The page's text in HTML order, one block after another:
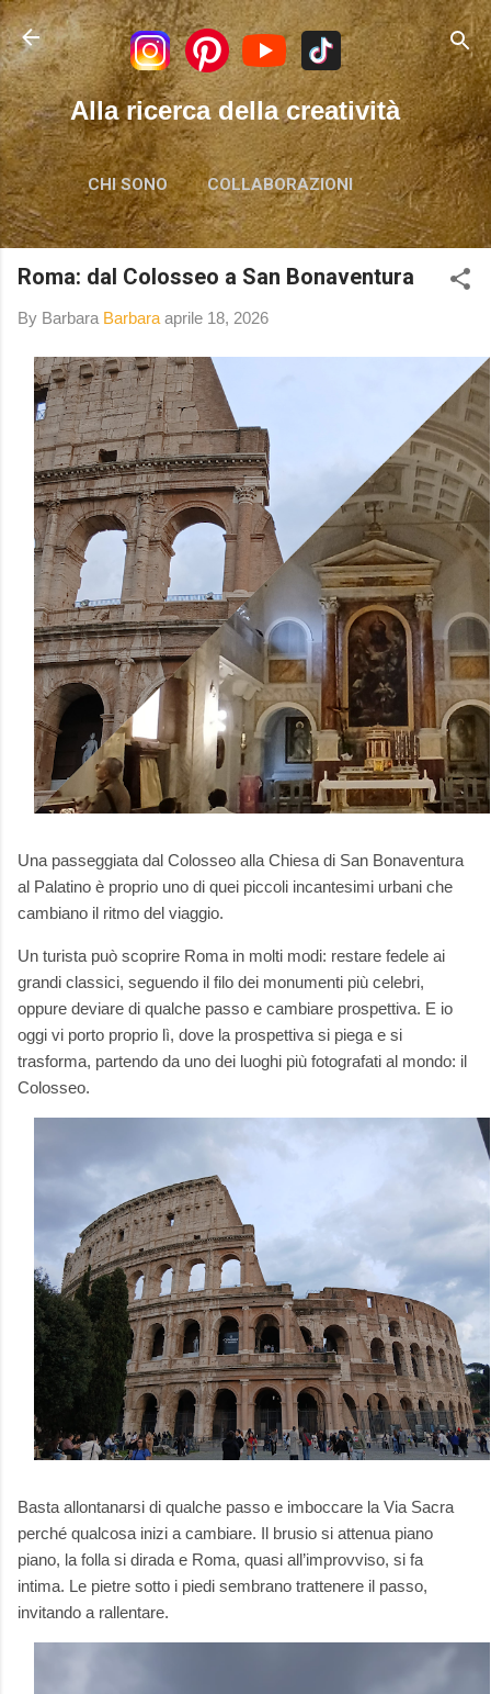
Passa ai contenuti principali
Alla ricerca della creatività
CHI SONO COLLABORAZIONI
Roma: dal Colosseo a San Bonaventura
By Barbara Barbara aprile 18, 2026
Una passeggiata dal Colosseo alla Chiesa di San Bonaventura
al Palatino è proprio uno di quei piccoli incantesimi urbani che
cambiano il ritmo del viaggio.
Un turista può scoprire Roma in molti modi: restare fedele ai
grandi classici, seguendo il filo dei monumenti più celebri,
oppure deviare di qualche passo e cambiare prospettiva. E io
oggi vi porto proprio lì, dove la prospettiva si piega e si
trasforma, partendo da uno dei luoghi più fotografati al mondo: il
Colosseo.
Basta allontanarsi di qualche passo e imboccare la Via Sacra
perché qualcosa inizi a cambiare. Il brusio si attenua piano
piano, la folla si dirada e Roma, quasi all’improvviso, si fa
intima. Le pietre sotto i piedi sembrano trattenere il passo,
invitando a rallentare.